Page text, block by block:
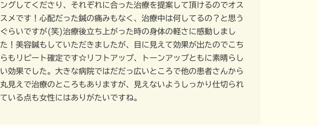
ングしてくださり、それぞれに合った治療を提案して頂けるのでオス
スメです！心配だった鍼の痛みもなく、治療中は何してるの？と思う
ぐらいですが(笑)治療後立ち上がった時の身体の軽さに感動しまし
た！美容鍼もしていただきましたが、目に見えて効果が出たのでこち
らもリピート確定です☆リフトアップ、トーンアップともに素晴らし
い効果でした。大きな病院ではだだっ広いところで他の患者さんから
丸見えで治療のところもありますが、見えないようしっかり仕切られ
ている点も女性にはありがたいですね。